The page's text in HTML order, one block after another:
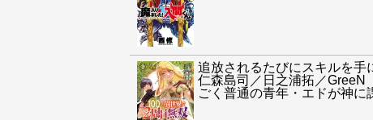
追放されるたびにスキルを手
仁森島司／日之浦拓／GreeN
ごく普通の青年・エドが神に